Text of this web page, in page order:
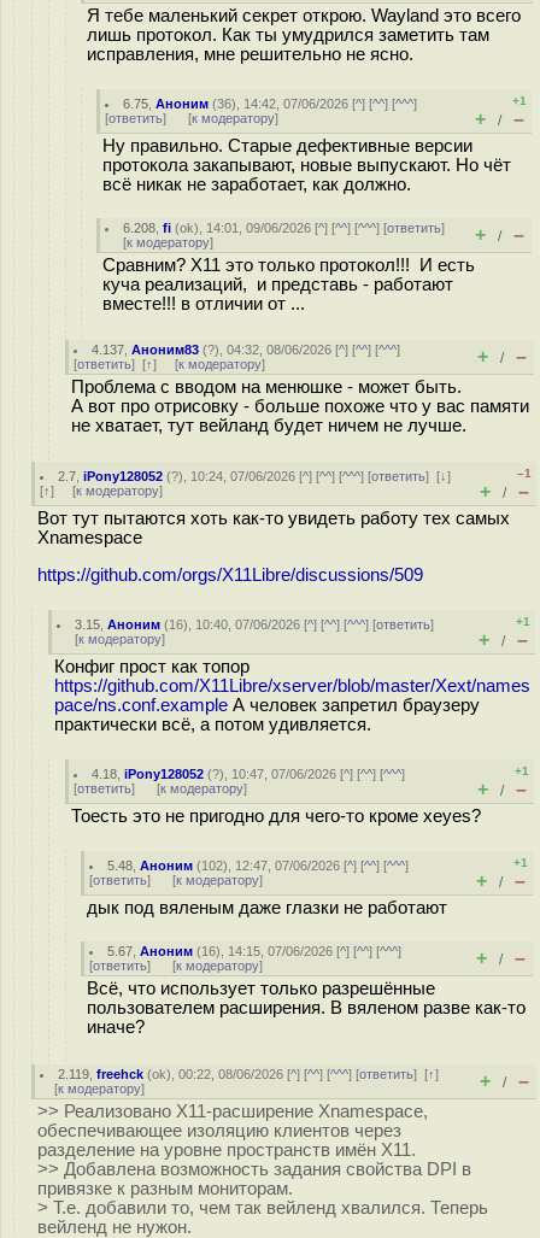
Я тебе маленький секрет открою. Wayland это всего
лишь протокол. Как ты умудрился заметить там
исправления, мне решительно не ясно.
6.75 ,Аноним (36), 14:42, 07/06/2026 [^] [^^] [^^^]
[ответить] [к модератору]
+1
+ / –
Ну правильно. Старые дефективные версии
протокола закапывают, новые выпускают. Но чёт
всё никак не заработает, как должно.
6.208 ,fi (ok), 14:01, 09/06/2026 [^] [^^] [^^^] [ответить]
[к модератору] + / –
Сравним? X11 это только протокол!!! И есть
куча реализаций, и представь - работают
вместе!!! в отличии от ...
4.137 ,Аноним83 (?), 04:32, 08/06/2026 [^] [^^] [^^^]
[ответить] [↑] [к модератору] + / –
Проблема с вводом на менюшке - может быть.
А вот про отрисовку - больше похоже что у вас памяти
не хватает, тут вейланд будет ничем не лучше.
2.7 ,iPony128052 (?), 10:24, 07/06/2026 [^] [^^] [^^^] [ответить][↓]
[↑] [к модератору]
–1
+ / –
Вот тут пытаются хоть как-то увидеть работу тех самых
Xnamespace
https://github.com/orgs/X11Libre/discussions/509
3.15 ,Аноним (16), 10:40, 07/06/2026 [^] [^^] [^^^] [ответить]
[к модератору]
+1
+ / –
Конфиг прост как топор
https://github.com/X11Libre/xserver/blob/master/Xext/names
pace/ns.conf.example А человек запретил браузеру
практически всё, а потом удивляется.
4.18 ,iPony128052 (?), 10:47, 07/06/2026 [^] [^^] [^^^]
[ответить] [к модератору]
+1
+ / –
Тоесть это не пригодно для чего-то кроме xeyes?
5.48 ,Аноним (102), 12:47, 07/06/2026 [^] [^^] [^^^]
[ответить] [к модератору]
+1
+ / –
дык под вяленым даже глазки не работают
5.67 ,Аноним (16), 14:15, 07/06/2026 [^] [^^] [^^^]
[ответить] [к модератору] + / –
Всё, что использует только разрешённые
пользователем расширения. В вяленом разве как-то
иначе?
2.119 ,freehck (ok), 00:22, 08/06/2026 [^] [^^] [^^^] [ответить][↑]
[к модератору] + / –
>> Реализовано X11-расширение Xnamespace,
обеспечивающее изоляцию клиентов через
разделение на уровне пространств имён X11.
>> Добавлена возможность задания свойства DPI в
привязке к разным мониторам.
> Т.е. добавили то, чем так вейленд хвалился. Теперь
вейленд не нужон.